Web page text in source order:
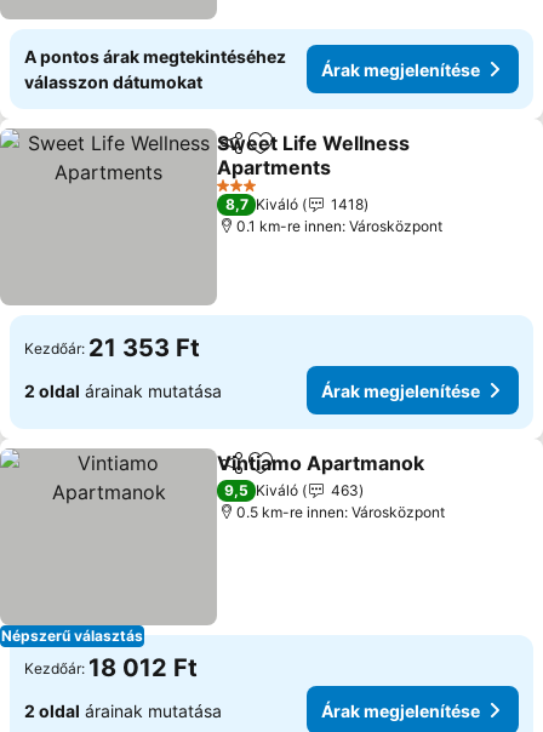
A pontos árak megtekintéséhez
válasszon dátumokat
Árak megjelenítése
Megosztás
Hozzáadás a kedvencekhez
Sweet Life Wellness
Apartments
3 Kategória
8,7 Kiváló
1418
0.1 km-re innen: Városközpont
Kezdőár: 21 353 Ft
2 oldal árainak mutatása Árak megjelenítése
Népszerű választás
Megosztás
Hozzáadás a kedvencekhez
Vintiamo Apartmanok
9,5 Kiváló
463
0.5 km-re innen: Városközpont
Kezdőár: 18 012 Ft
2 oldal árainak mutatása Árak megjelenítése